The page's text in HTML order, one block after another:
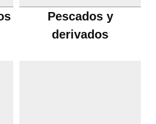
Pescados y
derivados